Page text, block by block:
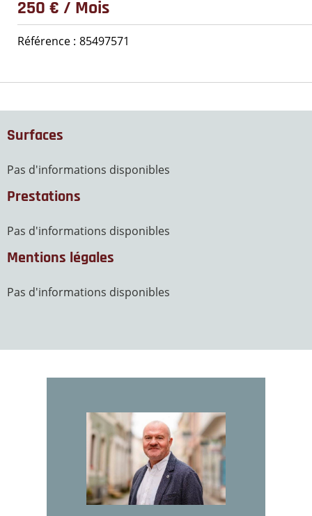
250 € / Mois
Référence 85497571
Surfaces
Pas d'informations disponibles
Prestations
Pas d'informations disponibles
Mentions légales
Pas d'informations disponibles